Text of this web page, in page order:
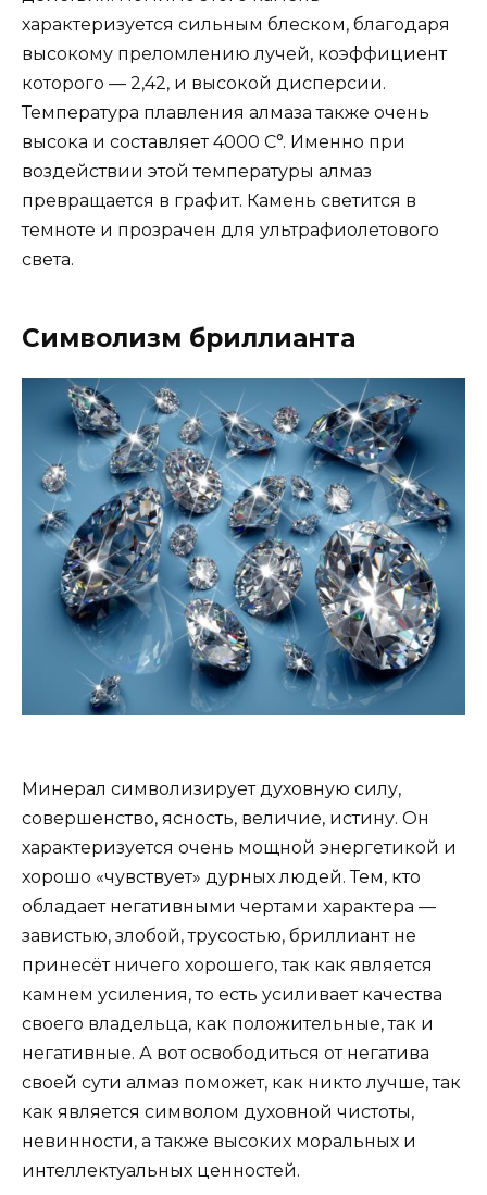
характеризуется сильным блеском, благодаря
высокому преломлению лучей, коэффициент
которого — 2,42, и высокой дисперсии.
Температура плавления алмаза также очень
высока и составляет 4000 C°. Именно при
воздействии этой температуры алмаз
превращается в графит. Камень светится в
темноте и прозрачен для ультрафиолетового
света.
Символизм бриллианта
Минерал символизирует духовную силу,
совершенство, ясность, величие, истину. Он
характеризуется очень мощной энергетикой и
хорошо «чувствует» дурных людей. Тем, кто
обладает негативными чертами характера —
завистью, злобой, трусостью, бриллиант не
принесёт ничего хорошего, так как является
камнем усиления, то есть усиливает качества
своего владельца, как положительные, так и
негативные. А вот освободиться от негатива
своей сути алмаз поможет, как никто лучше, так
как является символом духовной чистоты,
невинности, а также высоких моральных и
интеллектуальных ценностей.